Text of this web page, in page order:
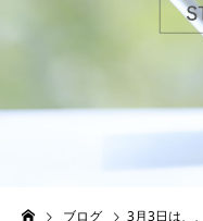
ブログ 3月3日は、、